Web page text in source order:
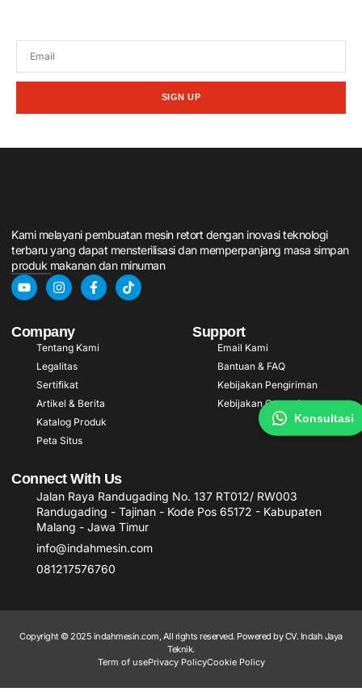
SIGN UP
Kami melayani pembuatan mesin retort dengan inovasi teknologi
terbaru yang dapat mensterilisasi dan memperpanjang masa simpan
produk makanan dan minuman
Company
Tentang Kami
Legalitas
Sertifikat
Artikel & Berita
Katalog Produk
Peta Situs
Support
Email Kami
Bantuan & FAQ
Kebijakan Pengiriman
Kebijakan Garansi
Connect With Us
Jalan Raya Randugading No. 137 RT012/ RW003
Randugading - Tajinan - Kode Pos 65172 - Kabupaten
Malang - Jawa Timur
info@indahmesin.com
081217576760
Copyright © 2025 indahmesin.com, All rights reserved. Powered by CV. Indah Jaya
Teknik.
Term of usePrivacy PolicyCookie Policy
Konsultasi